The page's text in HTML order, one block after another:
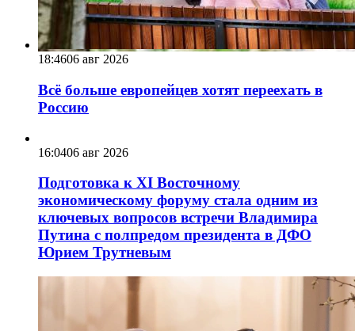
18:4606 авг 2026
Всё больше европейцев хотят переехать в
Россию
16:0406 авг 2026
Подготовка к XI Восточному
экономическому форуму стала одним из
ключевых вопросов встречи Владимира
Путина с полпредом президента в ДФО
Юрием Трутневым